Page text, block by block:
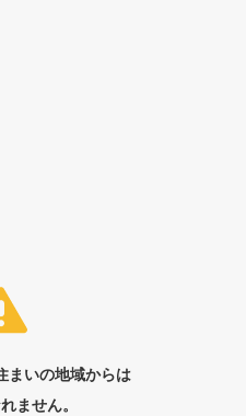
まいの地域からは
ません。